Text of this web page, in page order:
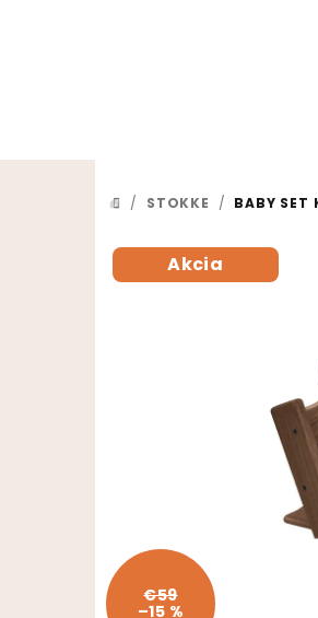
DOMOV
/ STOKKE / BABY SET
Akcia
€59
–15 %